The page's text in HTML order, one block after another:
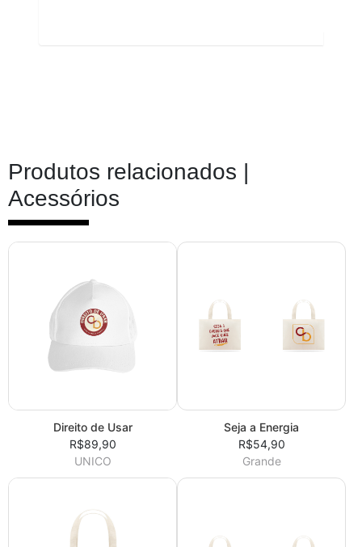
Produtos relacionados |
Acessórios
Direito de Usar
R$89,90
UNICO
Seja a Energia
R$54,90
Grande